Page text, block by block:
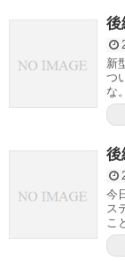
後
新
つ
な
後
今
ス
こ